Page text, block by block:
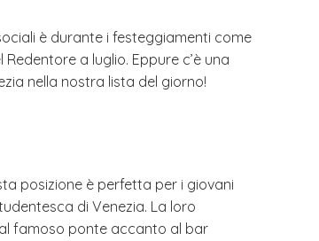
è durante i festeggiamenti come
a luglio. Eppure c’è una
nella nostra lista del giorno!
posizione è perfetta per i giovani
di Venezia. La loro
famoso ponte accanto al bar